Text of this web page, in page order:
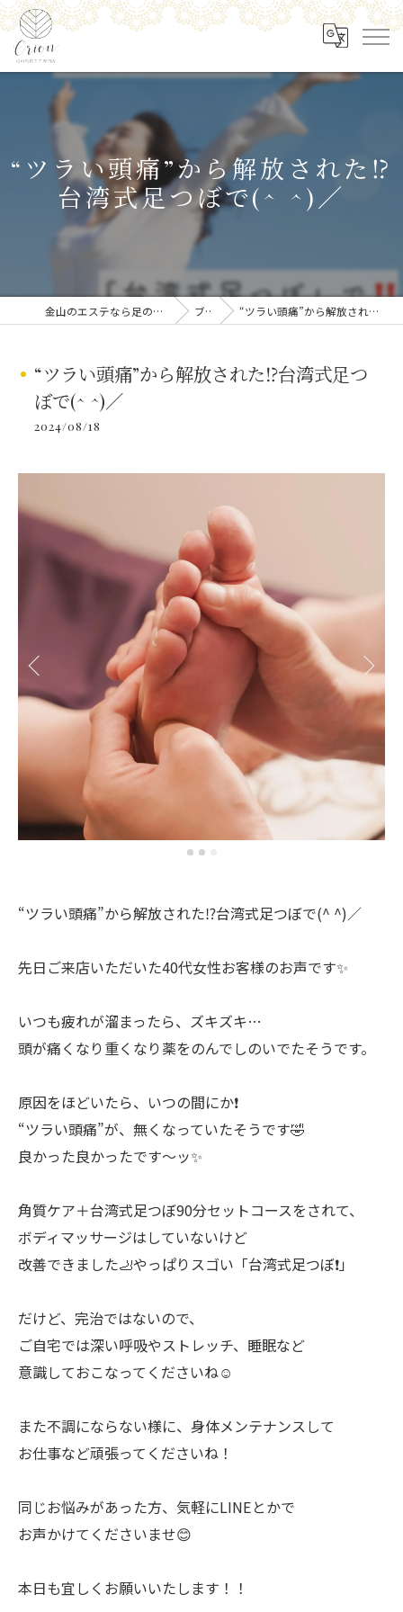
“ツラい頭痛”から解放された⁉️
台湾式足つぼで(^ ^)／
金山のエステなら足の角質ケア専門店 Orion ブログ “ツラい頭痛”から解放された⁉️台湾式足つぼで(^ ^)／
“ツラい頭痛”から解放された⁉️台湾式足つ
ぼで(^ ^)／
2024/08/18
“ツラい頭痛”から解放された⁉️台湾式足つぼで(^ ^)／
先日ご来店いただいた40代女性お客様のお声です✨
いつも疲れが溜まったら、ズキズキ…
頭が痛くなり重くなり薬をのんでしのいでたそうです。
原因をほどいたら、いつの間にか❗️
“ツラい頭痛”が、無くなっていたそうです🤣
良かった良かったです〜ッ✨
角質ケア＋台湾式足つぼ90分セットコースをされて、
ボディマッサージはしていないけど
改善できました🦶やっぱりスゴい「台湾式足つぼ❗️」
だけど、完治ではないので、
ご自宅では深い呼吸やストレッチ、睡眠など
意識しておこなってくださいね☺️
また不調にならない様に、身体メンテナンスして
お仕事など頑張ってくださいね！
同じお悩みがあった方、気軽にLINEとかで
お声かけてくださいませ😊
本日も宜しくお願いいたします！！